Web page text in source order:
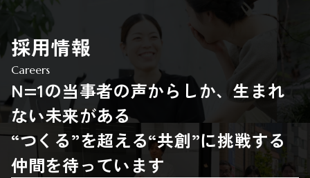
採用情報
Careers
N=1の当事者の声からしか、生まれ
ない未来がある
“つくる”を超える“共創”に挑戦する
仲間を待っています